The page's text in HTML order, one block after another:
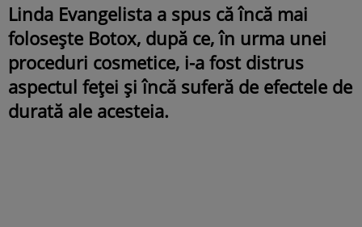
Linda Evangelista a spus că încă mai
folosește Botox, după ce, în urma unei
proceduri cosmetice, i-a fost distrus
aspectul feței și încă suferă de efectele de
durată ale acesteia.